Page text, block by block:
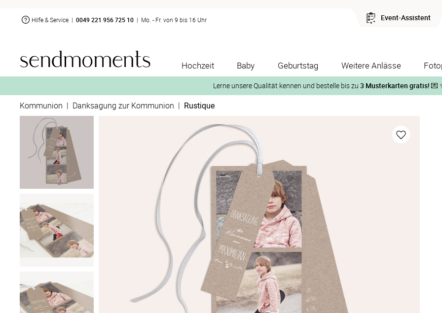
Hilfe & Service | 0049 221 956 725 10 | Mo. - Fr. von 9 bis 16 Uhr Event-Assistent
Hochzeit Baby Geburtstag Weitere Anlässe
Lerne unsere Qualität kennen und bestelle bis zu 3 Musterkarten gratis! 💌
1. Wähle bis zu 3 Kartendesigns
2. Aktiviere „kostenlose Musterkarte“
auf der jeweiligen Produktseite und lasse Dir die Karten
Kommunion | Danksagung zur Kommunion | Rustique